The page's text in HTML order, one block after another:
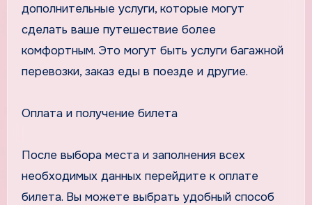
дополнительные услуги, которые могут
сделать ваше путешествие более
комфортным. Это могут быть услуги багажной
перевозки, заказ еды в поезде и другие.
Оплата и получение билета
После выбора места и заполнения всех
необходимых данных перейдите к оплате
билета. Вы можете выбрать удобный способ